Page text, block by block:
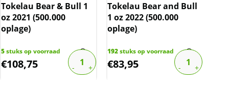
Tokelau Bear & Bull 1
oz 2021 (500.000
oplage)
5stuks op voorraad
€108,75
Tokelau Bear and Bull
1 oz 2022 (500.000
oplage)
192stuks op voorraad
€83,95